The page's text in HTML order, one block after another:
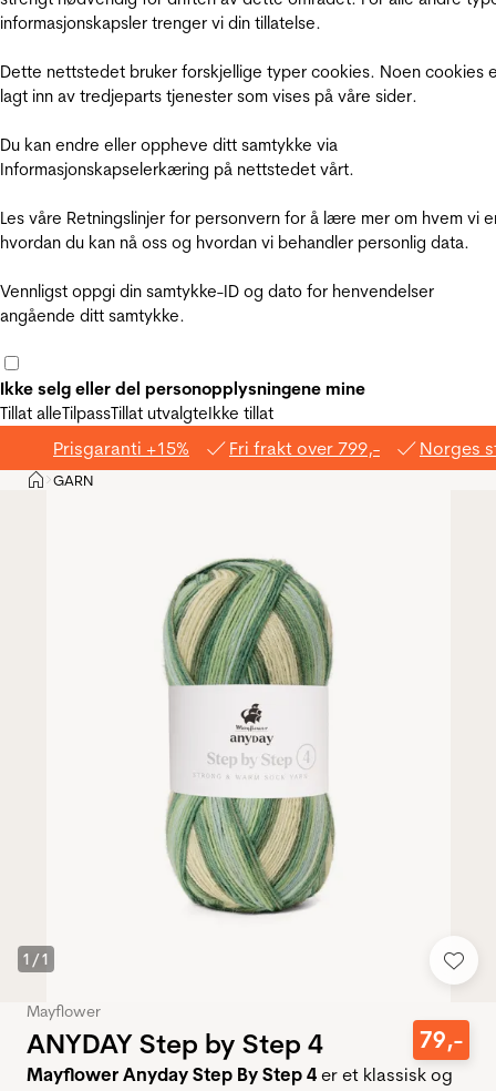
informasjonskapsler trenger vi din tillatelse.
Dette nettstedet bruker forskjellige typer cookies. Noen cookies
lagt inn av tredjeparts tjenester som vises på våre sider.
Du kan endre eller oppheve ditt samtykke via
Informasjonskapselerkæring på nettstedet vårt.
Les våre Retningslinjer for personvern for å lære mer om hvem vi
hvordan du kan nå oss og hvordan vi behandler personlig data.
Vennligst oppgi din samtykke-ID og dato for henvendelser
angående ditt samtykke.
Ikke selg eller del personopplysningene mine
Tillat alleTilpassTillat utvalgteIkke tillat
Prisgaranti +15% Fri frakt over 799,- Norges
Hjem
>GARN
1 /1
Mayflower
ANYDAY Step by Step 4 79,-
Mayflower Anyday Step By Step 4 er et klassisk og